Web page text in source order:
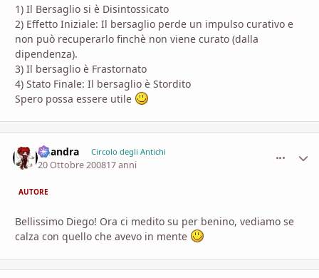
1) Il Bersaglio si è Disintossicato
2) Effetto Iniziale: Il bersaglio perde un impulso curativo e
non può recuperarlo finchè non viene curato (dalla
dipendenza).
3) Il bersaglio è Frastornato
4) Stato Finale: Il bersaglio è Stordito
Spero possa essere utile
khandra Circolo degli Antichi
20 Ottobre 200817 anni
AUTORE
Bellissimo Diego! Ora ci medito su per benino, vediamo se
calza con quello che avevo in mente